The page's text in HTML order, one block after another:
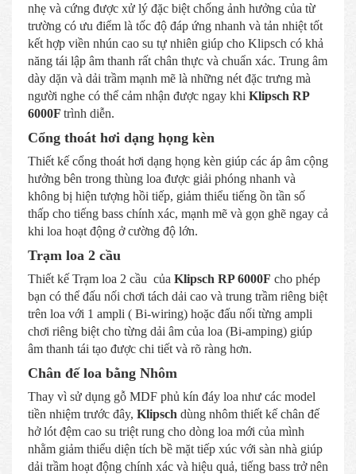
nhẹ và cứng được xử lý đặc biệt chống ảnh hưởng của từ
trường có ưu điểm là tốc độ đáp ứng nhanh và tản nhiệt tốt
kết hợp viền nhún cao su tự nhiên giúp cho Klipsch có khả
năng tái lập âm thanh rất chân thực và chuẩn xác. Trung âm
dày dặn và dải trầm mạnh mẽ là những nét đặc trưng mà
người nghe có thể cảm nhận được ngay khi Klipsch RP
6000F trình diễn.
Cổng thoát hơi dạng họng kèn
Thiết kế cổng thoát hơi dạng họng kèn giúp các áp âm cộng
hưởng bên trong thùng loa được giải phóng nhanh và
không bị hiện tượng hồi tiếp, giảm thiểu tiếng ồn tần số
thấp cho tiếng bass chính xác, mạnh mẽ và gọn ghẽ ngay cả
khi loa hoạt động ở cường độ lớn.
Trạm loa 2 cầu
Thiết kế Trạm loa 2 cầu của Klipsch RP 6000F cho phép
bạn có thể đấu nối chơi tách dải cao và trung trầm riêng biệt
trên loa với 1 ampli ( Bi-wiring) hoặc đấu nối từng ampli
chơi riêng biệt cho từng dải âm của loa (Bi-amping) giúp
âm thanh tái tạo được chi tiết và rõ ràng hơn.
Chân đế loa bằng Nhôm
Thay vì sử dụng gỗ MDF phủ kín đáy loa như các model
tiền nhiệm trước đây, Klipsch dùng nhôm thiết kế chân đế
hở lót đệm cao su triệt rung cho dòng loa mới của mình
nhằm giảm thiểu diện tích bề mặt tiếp xúc với sàn nhà giúp
dải trầm hoạt động chính xác và hiệu quả, tiếng bass trở nên